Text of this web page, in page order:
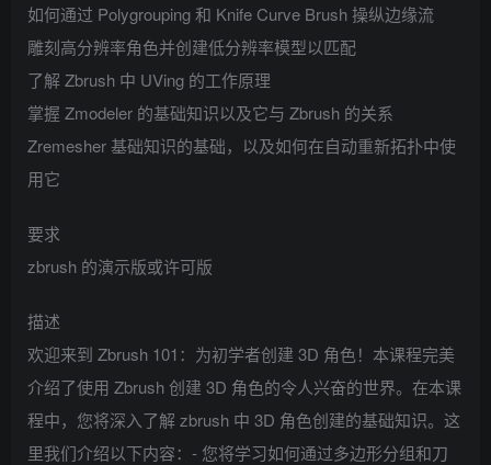
如何通过 Polygrouping 和 Knife Curve Brush 操纵边缘流
雕刻高分辨率角色并创建低分辨率模型以匹配
了解 Zbrush 中 UVing 的工作原理
掌握 Zmodeler 的基础知识以及它与 Zbrush 的关系
Zremesher 基础知识的基础，以及如何在自动重新拓扑中使
用它
要求
zbrush 的演示版或许可版
描述
欢迎来到 Zbrush 101：为初学者创建 3D 角色！本课程完美
介绍了使用 Zbrush 创建 3D 角色的令人兴奋的世界。在本课
程中，您将深入了解 zbrush 中 3D 角色创建的基础知识。这
里我们介绍以下内容：- 您将学习如何通过多边形分组和刀